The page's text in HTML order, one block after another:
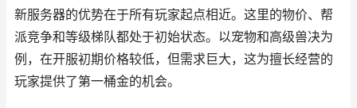
新服务器的优势在于所有玩家起点相近。这里的物价、帮
派竞争和等级梯队都处于初始状态。以宠物和高级兽决为
例，在开服初期价格较低，但需求巨大，这为擅长经营的
玩家提供了第一桶金的机会。